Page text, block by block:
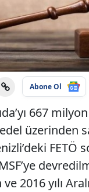
Abone Ol
667
üzerinden
FETÖ
2016 yılı